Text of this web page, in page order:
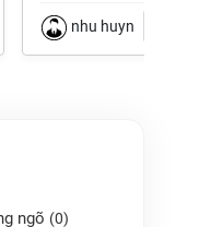
nhu huynh
ngõ (0)